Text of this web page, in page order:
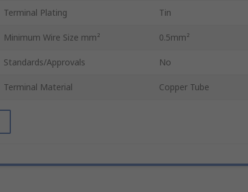
Terminal Plating Tin
Minimum Wire Size mm² 0.5mm²
Standards/Approvals No
Terminal Material Copper Tube